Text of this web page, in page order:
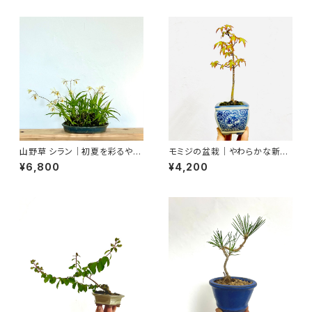
山野草 シラン｜初夏を彩るやわ
らかな花｜育てやすい山野草｜
高さ25cm
¥6,800
モミジの盆栽｜やわらかな新緑
を楽しむ一点物｜高さ約26cm
¥4,200